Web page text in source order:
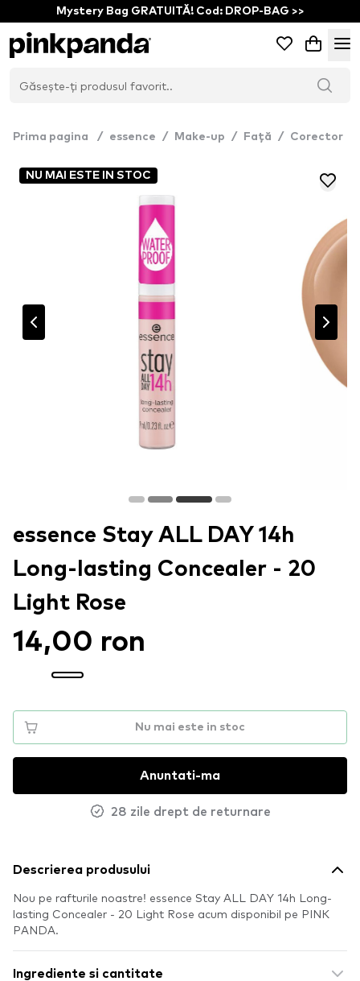
Mystery Bag GRATUITĂ! Cod: DROP-BAG >>
Prima pagina / essence / Make-up / Față / Corector
NU MAI ESTE IN STOC
essence Stay ALL DAY 14h
Long-lasting Concealer - 20
Light Rose
14,00 ron
Nu mai este in stoc
Anuntati-ma
28 zile drept de returnare
Descrierea produsului
Nou pe rafturile noastre! essence Stay ALL DAY 14h Long-
lasting Concealer - 20 Light Rose acum disponibil pe PINK
PANDA.
Ingrediente si cantitate